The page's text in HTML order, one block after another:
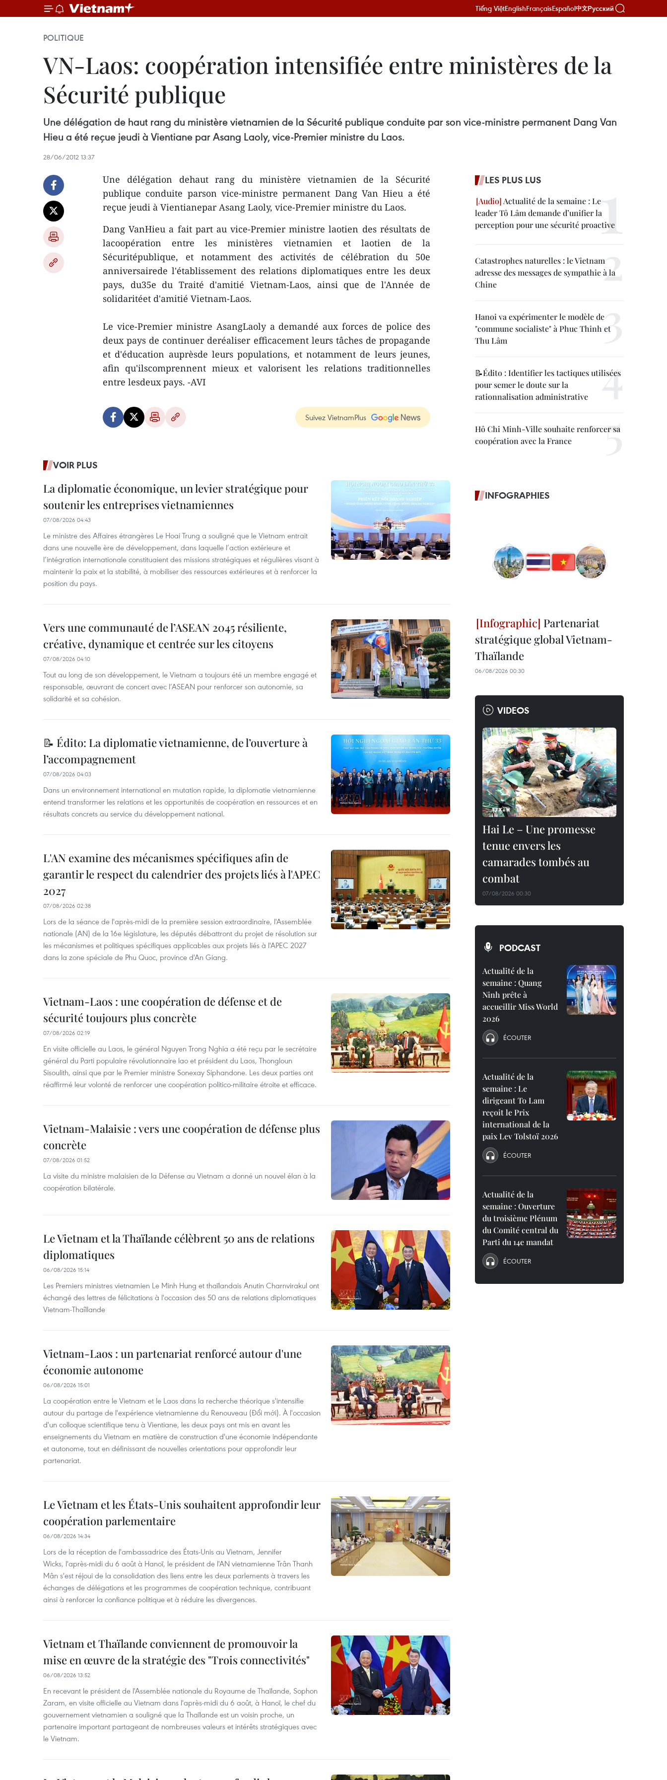
Tiếng ViệtEnglishFrançaisEspañol中文Русский
POLITIQUE
VN-Laos: coopération intensifiée entre ministères de la
Sécurité publique
Une délégation de haut rang du ministère vietnamien de la Sécurité publique conduite par son vice-ministre permanent Dang Van
Hieu a été reçue jeudi à Vientiane par Asang Laoly, vice-Premier ministre du Laos.
28/06/2012 13:37
Une délégation dehaut rang du ministère vietnamien de la Sécurité
publique conduite parson vice-ministre permanent Dang Van Hieu a été
reçue jeudi à Vientianepar Asang Laoly, vice-Premier ministre du Laos.
Dang VanHieu a fait part au vice-Premier ministre laotien des résultats de
lacoopération entre les ministères vietnamien et laotien de la
Sécuritépublique, et notamment des activités de célébration du 50e
anniversairede l'établissement des relations diplomatiques entre les deux
pays, du35e du Traité d'amitié Vietnam-Laos, ainsi que de l'Année de
solidaritéet d'amitié Vietnam-Laos.
Le vice-Premier ministre AsangLaoly a demandé aux forces de police des
deux pays de continuer deréaliser efficacement leurs tâches de propagande
et d'éducation auprèsde leurs populations, et notamment de leurs jeunes,
afin qu'ilscomprennent mieux et valorisent les relations traditionnelles
entre lesdeux pays. -AVI
Suivez VietnamPlus
VOIR PLUS
La diplomatie économique, un levier stratégique pour
soutenir les entreprises vietnamiennes
07/08/2026 04:43
Le ministre des Affaires étrangères Le Hoai Trung a souligné que le Vietnam entrait
dans une nouvelle ère de développement, dans laquelle l’action extérieure et
l’intégration internationale constituaient des missions stratégiques et régulières visant à
maintenir la paix et la stabilité, à mobiliser des ressources extérieures et à renforcer la
position du pays.
Vers une communauté de l’ASEAN 2045 résiliente,
créative, dynamique et centrée sur les citoyens
07/08/2026 04:10
Tout au long de son développement, le Vietnam a toujours été un membre engagé et
responsable, œuvrant de concert avec l’ASEAN pour renforcer son autonomie, sa
solidarité et sa cohésion.
📝 Édito: La diplomatie vietnamienne, de l’ouverture à
l’accompagnement
07/08/2026 04:03
Dans un environnement international en mutation rapide, la diplomatie vietnamienne
entend transformer les relations et les opportunités de coopération en ressources et en
résultats concrets au service du développement national.
L'AN examine des mécanismes spécifiques afin de
garantir le respect du calendrier des projets liés à l'APEC
2027
07/08/2026 02:38
Lors de la séance de l'après-midi de la première session extraordinaire, l'Assemblée
nationale (AN) de la 16e législature, les députés débattront du projet de résolution sur
les mécanismes et politiques spécifiques applicables aux projets liés à l'APEC 2027
dans la zone spéciale de Phu Quoc, province d'An Giang.
Vietnam-Laos : une coopération de défense et de
sécurité toujours plus concrète
07/08/2026 02:19
En visite officielle au Laos, le général Nguyen Trong Nghia a été reçu par le secrétaire
général du Parti populaire révolutionnaire lao et président du Laos, Thongloun
Sisoulith, ainsi que par le Premier ministre Sonexay Siphandone. Les deux parties ont
réaffirmé leur volonté de renforcer une coopération politico-militaire étroite et efficace.
Vietnam-Malaisie : vers une coopération de défense plus
concrète
07/08/2026 01:52
La visite du ministre malaisien de la Défense au Vietnam a donné un nouvel élan à la
coopération bilatérale.
Le Vietnam et la Thaïlande célèbrent 50 ans de relations
diplomatiques
06/08/2026 15:14
Les Premiers ministres vietnamien Le Minh Hung et thaïlandais Anutin Charnvirakul ont
échangé des lettres de félicitations à l'occasion des 50 ans de relations diplomatiques
Vietnam-Thaîllande
Vietnam-Laos : un partenariat renforcé autour d'une
économie autonome
06/08/2026 15:01
La coopération entre le Vietnam et le Laos dans la recherche théorique s'intensifie
autour du partage de l'expérience vietnamienne du Renouveau (Đổi mới). À l'occasion
d'un colloque scientifique tenu à Vientiane, les deux pays ont mis en avant les
enseignements du Vietnam en matière de construction d'une économie indépendante
et autonome, tout en définissant de nouvelles orientations pour approfondir leur
partenariat.
Le Vietnam et les États-Unis souhaitent approfondir leur
coopération parlementaire
06/08/2026 14:34
Lors de la réception de l'ambassadrice des États-Unis au Vietnam, Jennifer
Wicks, l'après-midi du 6 août à Hanoï, le président de l'AN vietnamienne Trân Thanh
Mân s'est réjoui de la consolidation des liens entre les deux parlements à travers les
échanges de délégations et les programmes de coopération technique, contribuant
ainsi à renforcer la confiance politique et à réduire les divergences.
Vietnam et Thaïlande conviennent de promouvoir la
mise en œuvre de la stratégie des "Trois connectivités"
06/08/2026 13:52
En recevant le président de l'Assemblée nationale du Royaume de Thaïlande, Sophon
Zaram, en visite officielle au Vietnam dans l'après-midi du 6 août, à Hanoï, le chef du
gouvernement vietnamien a souligné que la Thaïlande est un voisin proche, un
partenaire important partageant de nombreuses valeurs et intérêts stratégiques avec
le Vietnam.
LES PLUS LUS
Actualité de la semaine : Le
leader Tô Lâm demande d’unifier la
perception pour une sécurité proactive
Catastrophes naturelles : le Vietnam
adresse des messages de sympathie à la
Chine
Hanoi va expérimenter le modèle de
"commune socialiste" à Phuc Thinh et
Thu Lâm
📝Édito : Identifier les tactiques utilisées
pour semer le doute sur la
rationnalisation administrative
Hô Chi Minh-Ville souhaite renforcer sa
coopération avec la France
INFOGRAPHIES
Partenariat
stratégique global Vietnam-
Thaïlande
06/08/2026 00:30
VIDEOS
Hai Le – Une promesse
tenue envers les
camarades tombés au
combat
07/08/2026 00:30
PODCAST
Actualité de la
semaine : Quang
Ninh prête à
accueillir Miss World
2026
ÉCOUTER
Actualité de la
semaine : Le
dirigeant To Lam
reçoit le Prix
international de la
paix Lev Tolstoï 2026
ÉCOUTER
Actualité de la
semaine : Ouverture
du troisième Plénum
du Comité central du
Parti du 14e mandat
ÉCOUTER